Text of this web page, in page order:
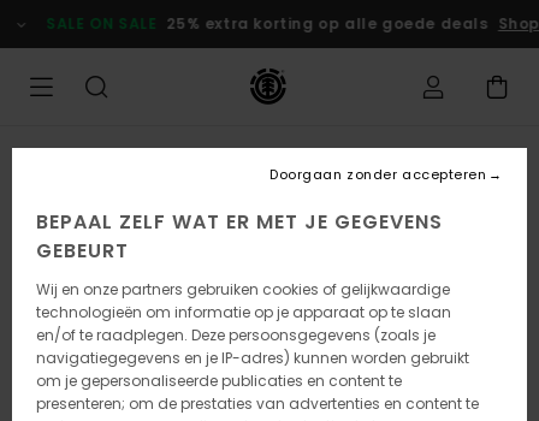
naar
Productinformatie
SALE ON SALE 25% extra korting op alle goede deals
BEPAAL ZELF WAT ER MET JE GEGEVENS
GEBEURT
Wij en onze partners gebruiken cookies of gelijkwaardige
technologieën om informatie op je apparaat op te slaan
en/of te raadplegen. Deze persoonsgegevens (zoals je
navigatiegegevens en je IP-adres) kunnen worden gebruikt
om je gepersonaliseerde publicaties en content te
presenteren; om de prestaties van advertenties en content te
Doorgaan zonder accepteren